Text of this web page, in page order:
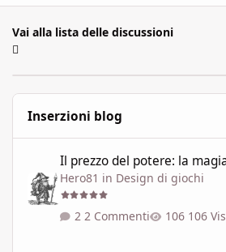
Vai alla lista delle discussioni
Inserzioni blog
Il prezzo del potere: la
Hero81 in Design di giochi
2 Commenti 106